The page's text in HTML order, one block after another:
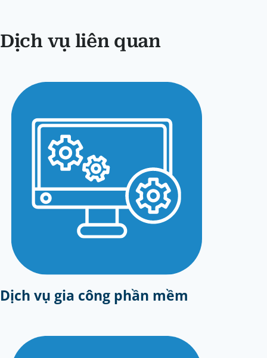
Dịch vụ liên quan
Dịch vụ gia công phần mềm